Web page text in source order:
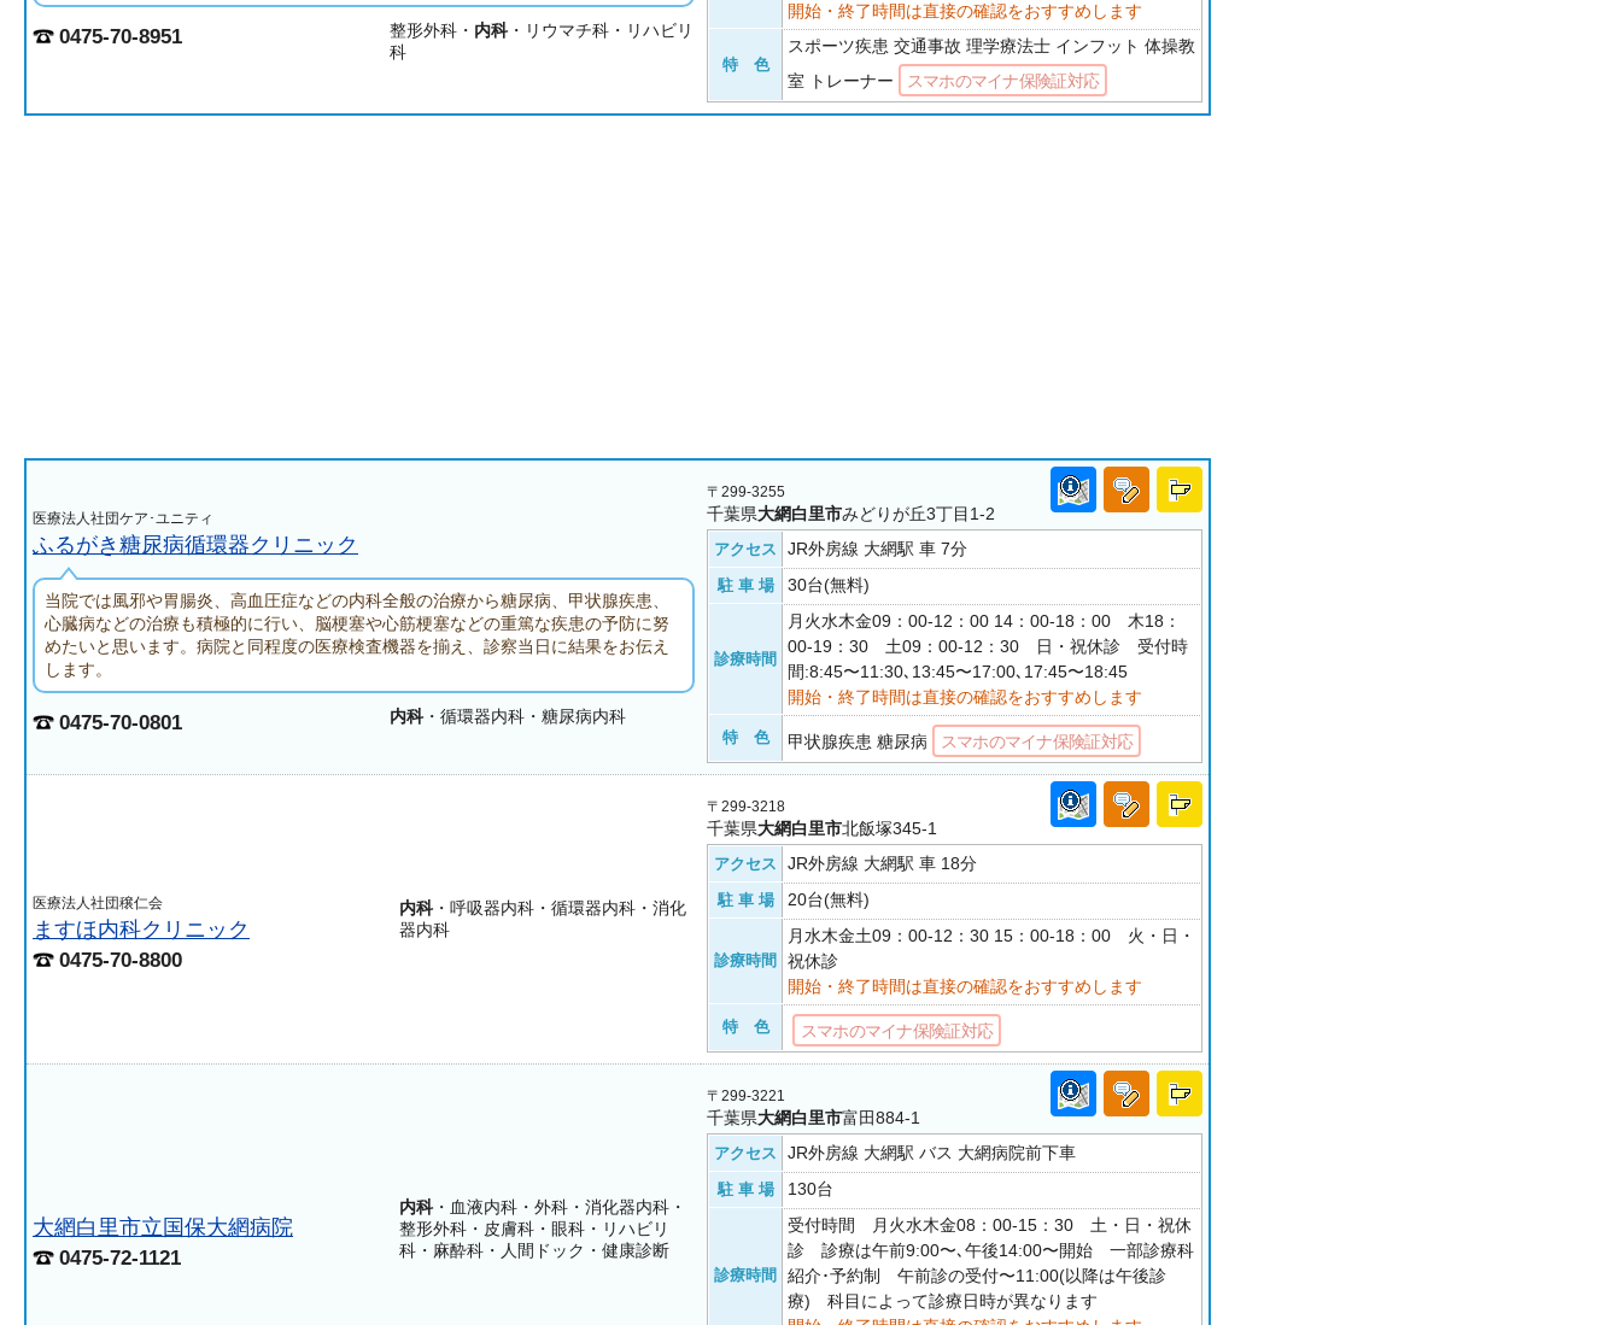
0475-70-8951 整形外科・ 内科・リウマチ科・リハビリ
科
開始・終了時間は直接の確認をおすすめします
特 色
スポーツ疾患 交通事故 理学療法士 インフット 体操教
室 トレーナー
スマホのマイナ保険証対応
医療法人社団ケア･ユニティ
ふるがき糖尿病循環器クリニック
当院では風邪や胃腸炎、高血圧症などの内科全般の治療から糖尿病、甲状腺疾患、
心臓病などの治療も積極的に行い、脳梗塞や心筋梗塞などの重篤な疾患の予防に努
めたいと思います。病院と同程度の医療検査機器を揃え、診察当日に結果をお伝え
します。
0475-70-0801 内科・循環器内科・糖尿病内科
〒299-3255
千葉県大網白里市みどりが丘3丁目1-2
アクセス JR外房線 大網駅 車 7分
駐 車 場 30台(無料)
診療時間
月火水木金09：00-12：00 14：00-18：00 木18：
00-19：30 土09：00-12：30 日・祝休診 受付時
間:8:45〜11:30､13:45〜17:00､17:45〜18:45
開始・終了時間は直接の確認をおすすめします
特 色 甲状腺疾患 糖尿病 スマホのマイナ保険証対応
医療法人社団穣仁会
ますほ内科クリニック
0475-70-8800
内科・呼吸器内科・循環器内科・消化
器内科
〒299-3218
千葉県大網白里市北飯塚345-1
アクセス JR外房線 大網駅 車 18分
駐 車 場 20台(無料)
診療時間
月水木金土09：00-12：30 15：00-18：00 火・日・
祝休診
開始・終了時間は直接の確認をおすすめします
特 色 スマホのマイナ保険証対応
大網白里市立国保大網病院
0475-72-1121
内科・血液内科・外科・消化器内科・
整形外科・皮膚科・眼科・リハビリ
科・麻酔科・人間ドック・健康診断
〒299-3221
千葉県大網白里市富田884-1
アクセス JR外房線 大網駅 バス 大網病院前下車
駐 車 場 130台
診療時間
受付時間 月火水木金08：00-15：30 土・日・祝休
診 診療は午前9:00〜､午後14:00〜開始 一部診療科
紹介･予約制 午前診の受付〜11:00(以降は午後診
療) 科目によって診療日時が異なります